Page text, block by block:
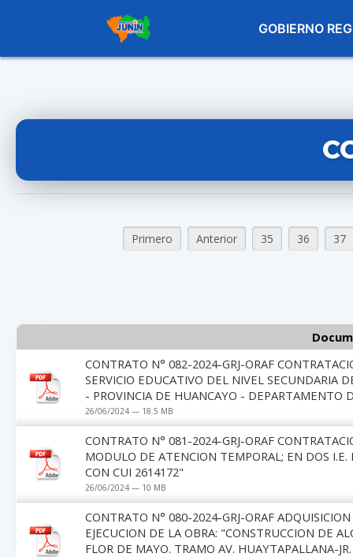
GOBIERNO
Primero Anterior 35 36 37
CONTRATO N° 082-2024-GRJ-ORAF
SERVICIO EDUCATIVO DEL NIVEL SECUNDARIA
- PROVINCIA DE HUANCAYO - DEPARTAMENTO
26/06/2024 — 18.5 MB
CONTRATO N° 081-2024-GRJ-ORAF
MODULO DE ATENCION TEMPORAL; EN DOS
CON CUI 2614172"
26/06/2024 — 10 MB
CONTRATO N° 080-2024-GRJ-ORAF
EJECUCION DE LA OBRA: "CONSTRUCCION DE
FLOR DE MAYO. TRAMO AV. HUAYTAPALLANA-